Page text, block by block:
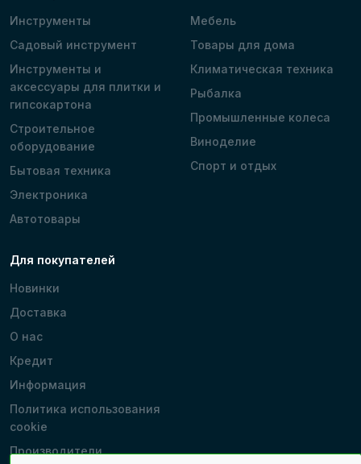
Инструменты
Садовый инструмент
Инструменты и
аксессуары для плитки и
гипсокартона
Строительное
оборудование
Бытовая техника
Электроника
Автотовары
Мебель
Товары для дома
Климатическая техника
Рыбалка
Промышленные колеса
Виноделие
Спорт и отдых
Для покупателей
Новинки
Доставка
О нас
Кредит
Информация
Политика использования
cookie
Производители